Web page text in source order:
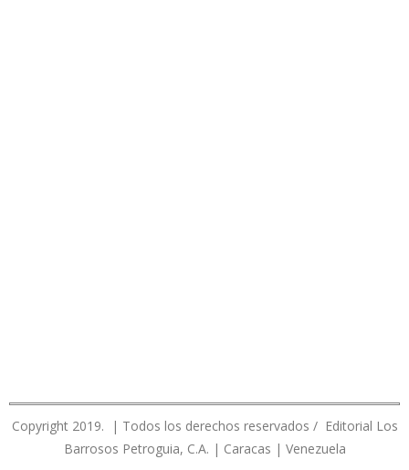
Copyright 2019. | Todos los derechos reservados / Editorial Los
Barrosos Petroguia, C.A. | Caracas | Venezuela